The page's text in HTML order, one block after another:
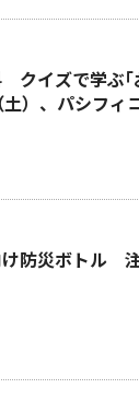
クイズで学ぶ
）、パシフィ
け防災ボトル